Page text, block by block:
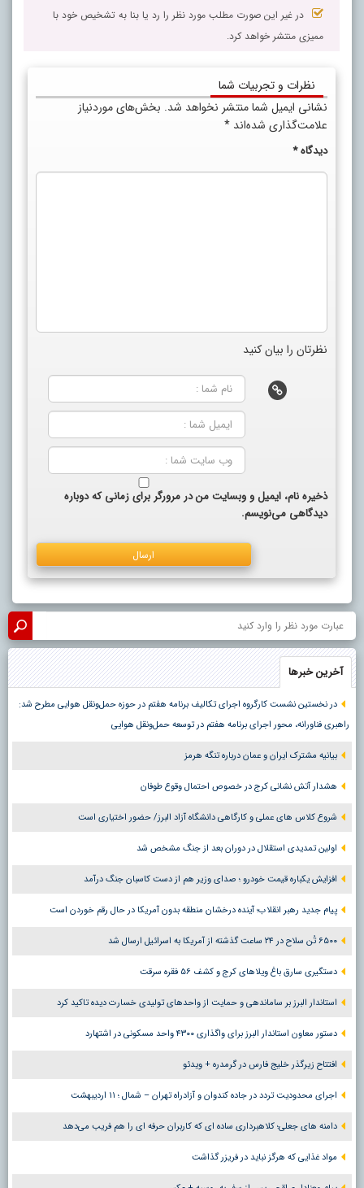
در غیر این صورت مطلب مورد نظر را رد یا بنا به تشخیص خود با
ممیزی منتشر خواهد کرد.
نظرات و تجربیات شما
نشانی ایمیل شما منتشر نخواهد شد. بخش‌های موردنیاز
علامت‌گذاری شده‌اند *
دیدگاه*
نظرتان را بیان کنید
ذخیره نام، ایمیل و وبسایت من در مرورگر برای زمانی که دوباره
دیدگاهی می‌نویسم.
آخرین خبرها
در نخستین نشست کارگروه اجرای تکالیف برنامه هفتم در حوزه حمل‌ونقل هوایی مطرح شد:
راهبری فناورانه، محور اجرای برنامه هفتم در توسعه حمل‌ونقل هوایی
بیانیه مشترک ایران و عمان درباره تنگه هرمز
هشدار آتش نشانی کرج در خصوص احتمال وقوع طوفان
شروع کلاس های عملی و کارگاهی دانشگاه آزاد البرز/ حضور اختیاری است
اولین تمدیدی استقلال در دوران بعد از جنگ مشخص شد
افزایش یکباره قیمت خودرو ؛ صدای وزیر هم از دست کاسبان جنگ درآمد
پیام جدید رهبر انقلاب؛ آینده درخشان منطقه بدون آمریکا در حال رقم خوردن است
۶۵۰۰ تُن سلاح در ۲۴ ساعت گذشته از آمریکا به اسرائیل ارسال شد
دستگیری سارق باغ ویلاهای کرج و کشف ۵۶ فقره سرقت
استاندار البرز بر ساماندهی و حمایت از واحدهای تولیدی خسارت دیده تاکید کرد
دستور معاون استاندار البرز برای واگذاری ۴۳۰۰ واحد مسکونی در اشتهارد
افتتاح زیرگذر خلیج فارس در گرمدره + ویدئو
اجرای محدودیت تردد در جاده کندوان و آزادراه تهران – شمال ؛ ١١ اردیبهشت
دامنه های جعلی؛ کلاهبرداری ساده ای که کاربران حرفه ای را هم فریب می‌دهد
مواد غذایی که هرگز نباید در فریزر گذاشت